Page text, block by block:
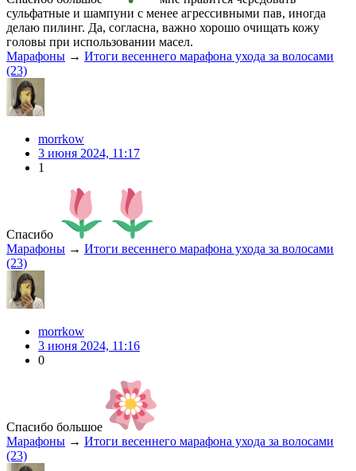
сульфатные и шампуни с менее агрессивными пав, иногда
делаю пилинг. Да, согласна, важно хорошо очищать кожу
головы при использовании масел.
Марафоны → Итоги весеннего марафона ухода за волосами
(23)
morrkow
3 июня 2024, 11:17
1
Спасибо
Марафоны → Итоги весеннего марафона ухода за волосами
(23)
morrkow
3 июня 2024, 11:16
0
Спасибо большое
Марафоны → Итоги весеннего марафона ухода за волосами
(23)